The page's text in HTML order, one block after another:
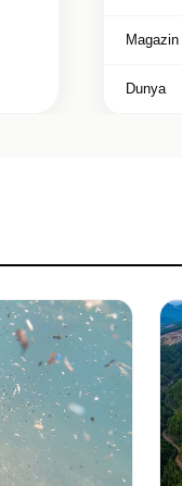
Magazin
Dunya